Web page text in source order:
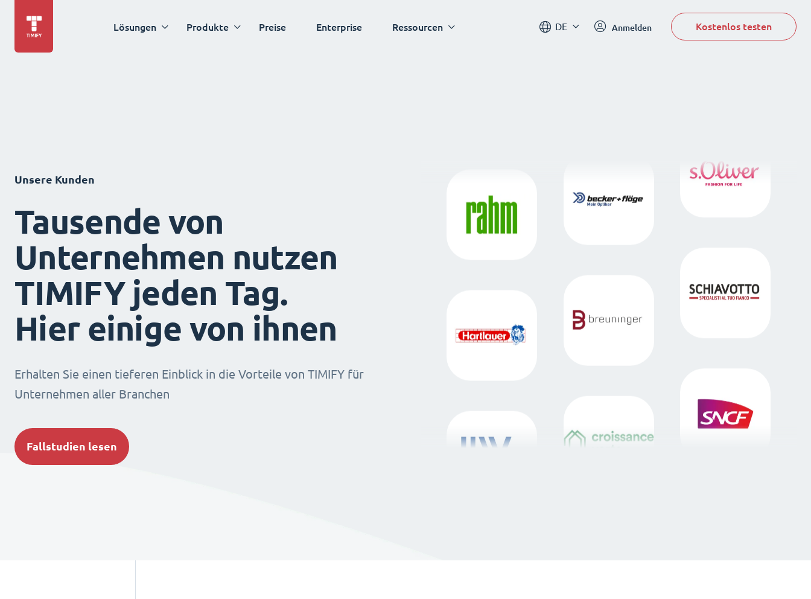
Lösungen Produkte Preise Enterprise Ressourcen DE Anmelden Kostenlos testen
Unsere Kunden
Tausende von
Unternehmen nutzen
TIMIFY jeden Tag.
Hier einige von ihnen
Erhalten Sie einen tieferen Einblick in die Vorteile von TIMIFY für
Unternehmen aller Branchen
Fallstudien lesen